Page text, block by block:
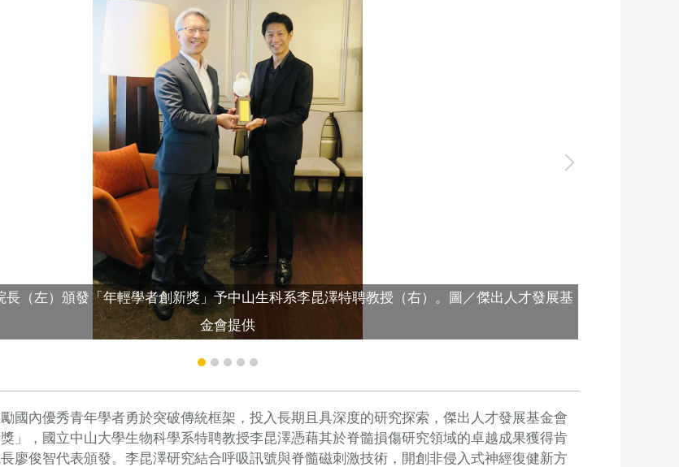
長（左）頒發「年輕學者創新獎」予中山生科系李昆澤特聘教授（右）。圖／傑出人才發展基
金會提供
勵國內優秀青年學者勇於突破傳統框架，投入長期且具深度的研究探索，傑出人才發展基金會
」，國立中山大學生物科學系特聘教授李昆澤憑藉其於脊髓損傷研究領域的卓越成果獲得肯
廖俊智代表頒發。李昆澤研究結合呼吸訊號與脊髓磁刺激技術，開創非侵入式神經復健新方